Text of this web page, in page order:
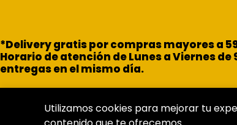
*Delivery gratis por compras mayores a
Horario de atención de Lunes a Viernes
entregas en el mismo día.
Utilizamos cookies para mejorar tu